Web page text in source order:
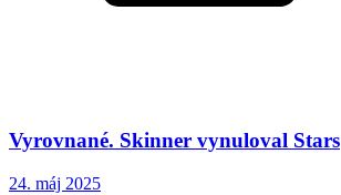
Vyrovnané. Skinner vynuloval Stars
24. máj 2025